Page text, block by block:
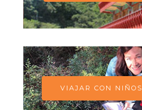
VIAJAR CON NIÑOS